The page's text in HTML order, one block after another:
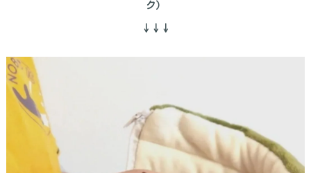
ク）
↓↓↓